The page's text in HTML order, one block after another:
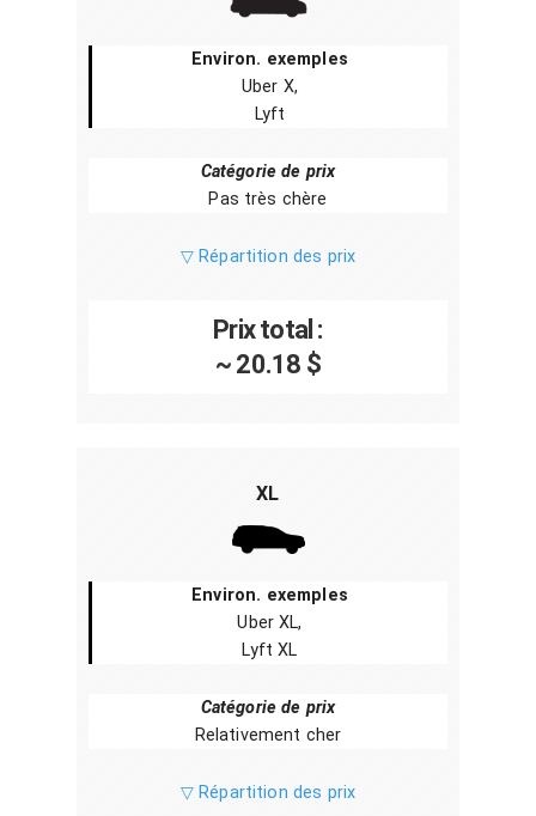
Environ. exemples
Uber X,
Lyft
Catégorie de prix
Pas très chère
▽ Répartition des prix
Prix total :
~ 20.18 $
XL
Environ. exemples
Uber XL,
Lyft XL
Catégorie de prix
Relativement cher
▽ Répartition des prix